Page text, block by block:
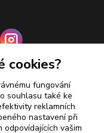
cookies?
fungování
souhlasu také ke
reklamních
nastavení při
odpovídajících vašim